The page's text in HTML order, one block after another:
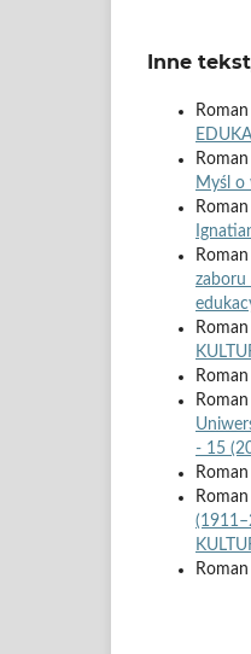
Inne
Myśl o
zaboru
- 15